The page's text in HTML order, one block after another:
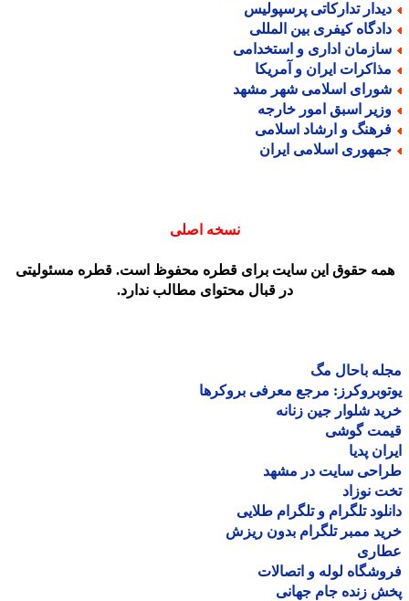
تدارکاتی پرسپولیس
کیفری بین المللی
اداری و استخدامی
ایران و آمریکا
اسلامی شهر مشهد
اسبق امور خارجه
و ارشاد اسلامی
اسلامی ایران
نسخه اصلی
حقوق این سایت برای قطره محفوظ است. قطره مسئولیتی
در قبال محتوای مطالب ندارد.
باحال مگ
مرجع معرفی بروکرها
شلوار جین زنانه
گوشی
پدیا
سایت در مشهد
نوزاد
تلگرام و تلگرام طلایی
ممبر تلگرام بدون ریزش
لوله و اتصالات
زنده جام جهانی